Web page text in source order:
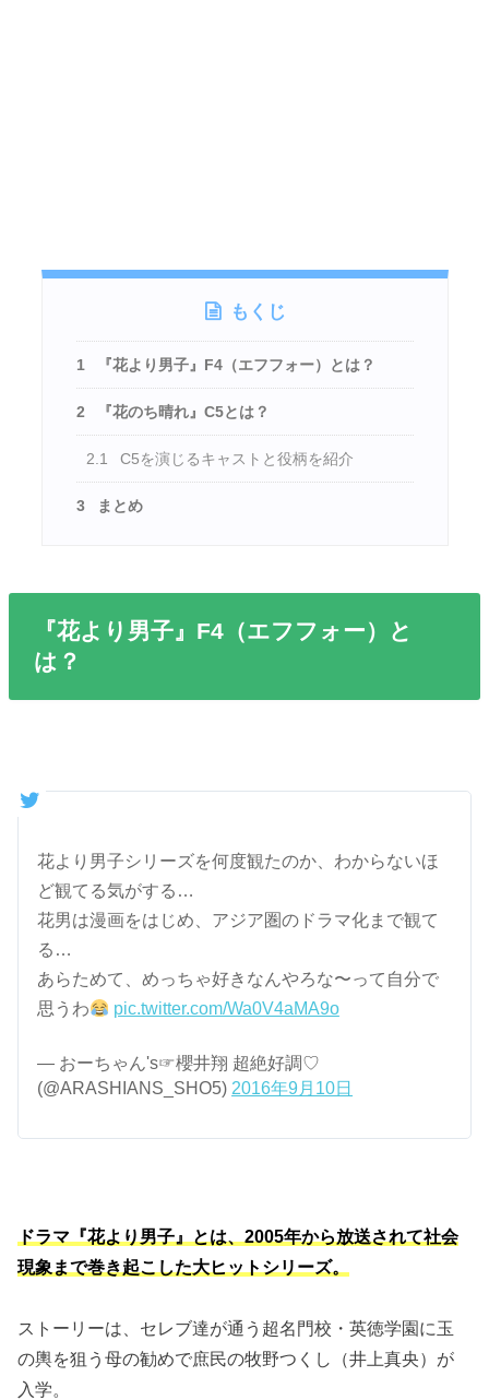
もくじ
1 『花より男子』F4（エフフォー）とは？
2 『花のち晴れ』C5とは？
2.1 C5を演じるキャストと役柄を紹介
3 まとめ
『花より男子』F4（エフフォー）と
は？
花より男子シリーズを何度観たのか、わからないほ
ど観てる気がする…
花男は漫画をはじめ、アジア圏のドラマ化まで観て
る…
あらためて、めっちゃ好きなんやろな〜って自分で
思うわ
pic.twitter.com/Wa0V4aMA9o
— おーちゃん's☞櫻井翔 超絶好調♡
(@ARASHIANS_SHO5) 2016年9月10日
ドラマ『花より男子』とは、2005年から放送されて社会
現象まで巻き起こした大ヒットシリーズ。
ストーリーは、セレブ達が通う超名門校・英徳学園に玉
の輿を狙う母の勧めで庶民の牧野つくし（井上真央）が
入学。